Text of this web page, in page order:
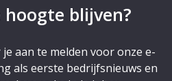
hoogte blijven?
aan te melden voor onze e-
als eerste bedrijfsnieuws en